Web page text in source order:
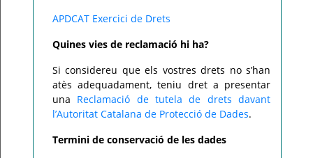
APDCAT Exercici de Drets
Quines vies de reclamació hi ha?
Si considereu que els vostres drets no s’han
atès adequadament, teniu dret a presentar
una Reclamació de tutela de drets davant
l’Autoritat Catalana de Protecció de Dades.
Termini de conservació de les dades